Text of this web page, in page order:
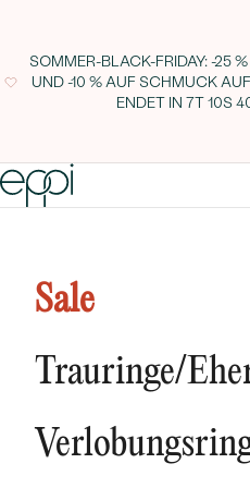
SOMMER-BLACK-FRIDAY: -25
UND -10 % AUF SCHMUCK
ENDET IN 7T 10S
Sale
Trauringe/
NEUHEITEN
Diamanten Diane